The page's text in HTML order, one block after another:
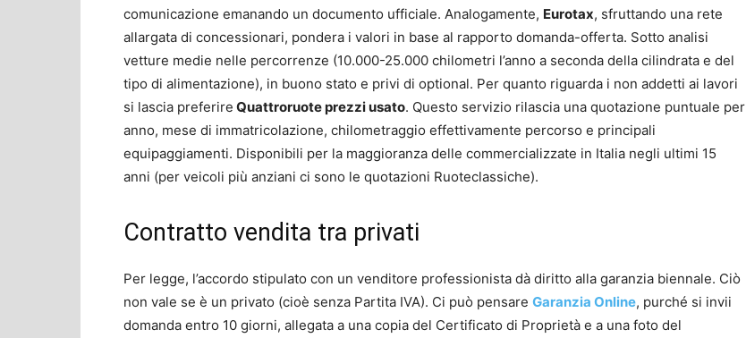
comunicazione emanando un documento ufficiale. Analogamente, Eurotax, sfruttando una rete
allargata di concessionari, pondera i valori in base al rapporto domanda-offerta. Sotto analisi
vetture medie nelle percorrenze (10.000-25.000 chilometri l’anno a seconda della cilindrata e del
tipo di alimentazione), in buono stato e privi di optional. Per quanto riguarda i non addetti ai lavori
si lascia preferire Quattroruote prezzi usato. Questo servizio rilascia una quotazione puntuale per
anno, mese di immatricolazione, chilometraggio effettivamente percorso e principali
equipaggiamenti. Disponibili per la maggioranza delle commercializzate in Italia negli ultimi 15
anni (per veicoli più anziani ci sono le quotazioni Ruoteclassiche).
Contratto vendita tra privati
Per legge, l’accordo stipulato con un venditore professionista dà diritto alla garanzia biennale. Ciò
non vale se è un privato (cioè senza Partita IVA). Ci può pensare Garanzia Online, purché si invii
domanda entro 10 giorni, allegata a una copia del Certificato di Proprietà e a una foto del